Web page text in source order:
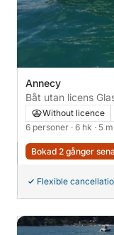
Annecy
Without licence
6 personer · 6 hk · 5 m
Bokad 2 gånger
Flexible